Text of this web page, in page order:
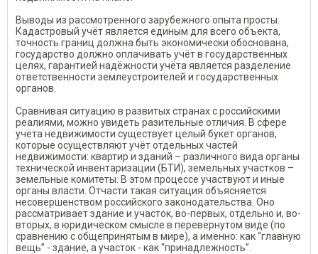
Выводы из рассмотренного зарубежного опыта просты.
Кадастровый учёт является единым для всего объекта,
точность границ должна быть экономически обоснована,
государство должно оплачивать учёт в государственных
целях, гарантией надёжности учёта является разделение
ответственности землеустроителей и государственных
органов.
Сравнивая ситуацию в развитых странах с российскими
реалиями, можно увидеть разительные отличия. В сфере
учёта недвижимости существует целый букет органов,
которые осуществляют учёт отдельных частей
недвижимости: квартир и зданий – различного вида органы
технической инвентаризации (БТИ), земельных участков –
земельные комитеты. В этом процессе участвуют и иные
органы власти. Отчасти такая ситуация объясняется
несовершенством российского законодательства. Оно
рассматривает здание и участок, во-первых, отдельно и, во-
вторых, в юридическом смысле в перевёрнутом виде (по
сравнению с общепринятым в мире), а именно: как “главную
вещь” - здание, а участок - как “принадлежность”.